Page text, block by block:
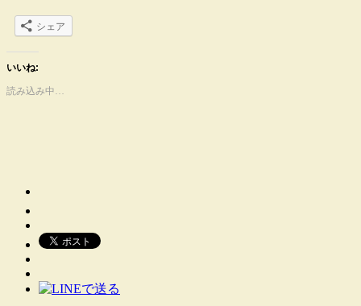
シェア
いいね:
読み込み中…